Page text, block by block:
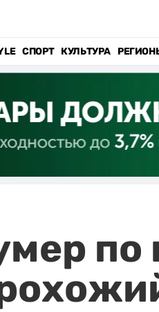
СПОРТ КУЛЬТУРА
по